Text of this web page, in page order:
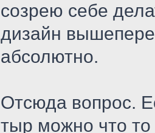
созрею себе
дизайн
абсолютно.
Отсюда вопрос.
тыр можно что